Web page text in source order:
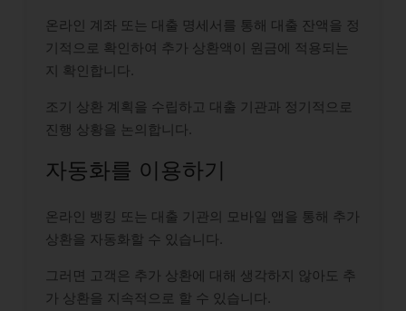
온라인 계좌 또는 대출 명세서를 통해 대출 잔액을 정
기적으로 확인하여 추가 상환액이 원금에 적용되는
지 확인합니다.
조기 상환 계획을 수립하고 대출 기관과 정기적으로
진행 상황을 논의합니다.
자동화를 이용하기
온라인 뱅킹 또는 대출 기관의 모바일 앱을 통해 추가
상환을 자동화할 수 있습니다.
그러면 고객은 추가 상환에 대해 생각하지 않아도 추
가 상환을 지속적으로 할 수 있습니다.